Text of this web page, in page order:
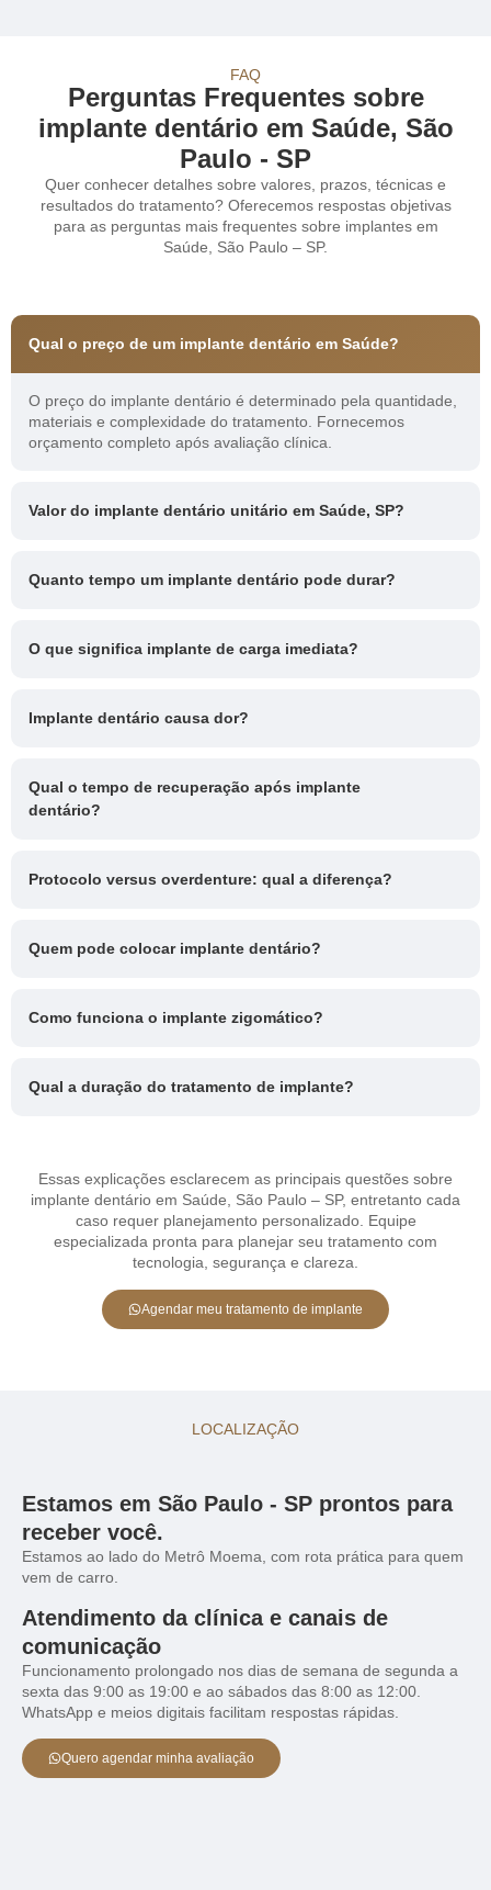
FAQ
Perguntas Frequentes sobre
implante dentário em Saúde, São
Paulo - SP
Quer conhecer detalhes sobre valores, prazos, técnicas e
resultados do tratamento? Oferecemos respostas objetivas
para as perguntas mais frequentes sobre implantes em
Saúde, São Paulo – SP.
Qual o preço de um implante dentário em Saúde?
O preço do implante dentário é determinado pela quantidade,
materiais e complexidade do tratamento. Fornecemos
orçamento completo após avaliação clínica.
Valor do implante dentário unitário em Saúde, SP?
Quanto tempo um implante dentário pode durar?
O que significa implante de carga imediata?
Implante dentário causa dor?
Qual o tempo de recuperação após implante
dentário?
Protocolo versus overdenture: qual a diferença?
Quem pode colocar implante dentário?
Como funciona o implante zigomático?
Qual a duração do tratamento de implante?
Essas explicações esclarecem as principais questões sobre
implante dentário em Saúde, São Paulo – SP, entretanto cada
caso requer planejamento personalizado. Equipe
especializada pronta para planejar seu tratamento com
tecnologia, segurança e clareza.
Agendar meu tratamento de implante
LOCALIZAÇÃO
Estamos em São Paulo - SP prontos para
receber você.
Estamos ao lado do Metrô Moema, com rota prática para quem
vem de carro.
Atendimento da clínica e canais de
comunicação
Funcionamento prolongado nos dias de semana de segunda a
sexta das 9:00 as 19:00 e ao sábados das 8:00 as 12:00.
WhatsApp e meios digitais facilitam respostas rápidas.
Quero agendar minha avaliação